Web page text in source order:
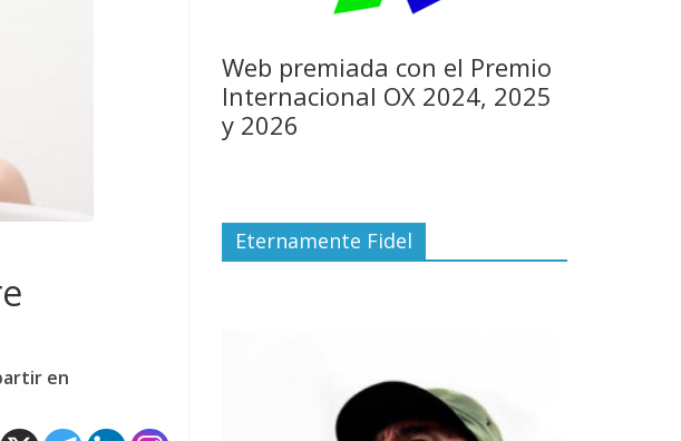
en
Web premiada con el Premio
Internacional OX 2024, 2025
y 2026
Eternamente Fidel